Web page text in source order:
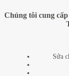
Chúng tôi cung
Sửa